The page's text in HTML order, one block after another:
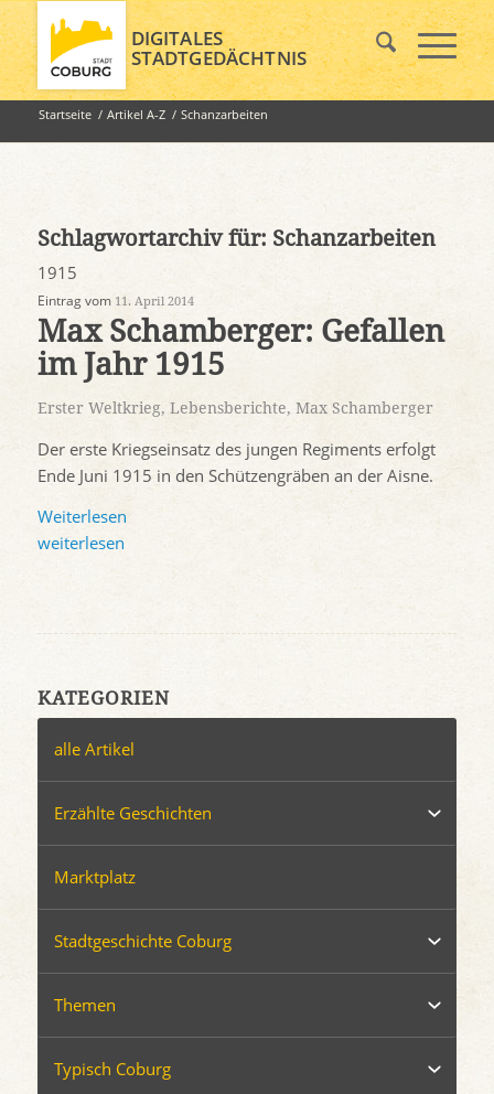
DIGITALES
STADTGEDÄCHTNIS
Startseite / Artikel A-Z / Schanzarbeiten
Schlagwortarchiv für: Schanzarbeiten
1915
Eintrag vom 11. April 2014
Max Schamberger: Gefallen
im Jahr 1915
Erster Weltkrieg, Lebensberichte, Max Schamberger
Der erste Kriegseinsatz des jungen Regiments erfolgt
Ende Juni 1915 in den Schützengräben an der Aisne.
Weiterlesen
weiterlesen
KATEGORIEN
alle Artikel
Erzählte Geschichten
Marktplatz
Stadtgeschichte Coburg
Themen
Typisch Coburg